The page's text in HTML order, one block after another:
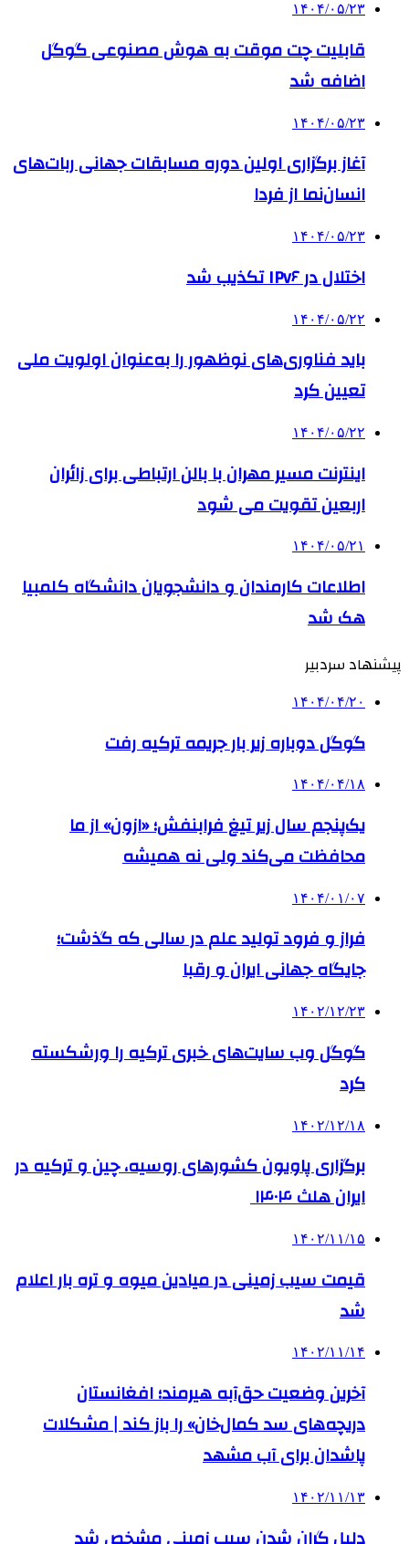
۱۴۰۴/۰۵/۲۳
قابلیت چت موقت به هوش مصنوعی گوگل
اضافه شد
۱۴۰۴/۰۵/۲۳
آغاز برگزاری اولین دوره مسابقات جهانی ربات‌های
انسان‌نما از فردا
۱۴۰۴/۰۵/۲۳
اختلال در IPv۶ تکذیب شد
۱۴۰۴/۰۵/۲۲
باید فناوری‌های نوظهور را به‌عنوان اولویت ملی
تعیین کرد
۱۴۰۴/۰۵/۲۲
اینترنت مسیر مهران با بالن ارتباطی برای زائران
اربعین تقویت می شود
۱۴۰۴/۰۵/۲۱
اطلاعات کارمندان و دانشجویان دانشگاه کلمبیا
هک شد
پیشنهاد سردبیر
۱۴۰۴/۰۴/۲۰
گوگل دوباره زیر بار جریمه ترکیه رفت
۱۴۰۴/۰۴/۱۸
یک‌پنجم سال زیر تیغ فرابنفش؛ «ازون» از ما
محافظت می‌کند ولی نه همیشه
۱۴۰۴/۰۱/۰۷
فراز و فرود تولید علم در سالی که گذشت؛
جایگاه جهانی ایران و رقبا
۱۴۰۲/۱۲/۲۳
گوگل وب سایت‌های خبری ترکیه را ورشکسته
کرد
۱۴۰۲/۱۲/۱۸
برگزاری پاویون کشورهای روسیه، چین و ترکیه در
ایران هلث ۱۴۰۴
۱۴۰۲/۱۱/۱۵
قیمت سیب زمینی در میادین میوه و تره بار اعلام
شد
۱۴۰۲/۱۱/۱۴
آخرین وضعیت حق‌آبه هیرمند؛ افغانستان
دریچه‌های سد کمال‌خان» را باز کند | مشکلات
پاشدان برای آب مشهد
۱۴۰۲/۱۱/۱۳